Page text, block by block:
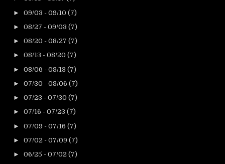
► 09/03 - 09/10 (7)
► 08/27 - 09/03 (7)
► 08/20 - 08/27 (7)
► 08/13 - 08/20 (7)
► 08/06 - 08/13 (7)
► 07/30 - 08/06 (7)
► 07/23 - 07/30 (7)
► 07/16 - 07/23 (7)
► 07/09 - 07/16 (7)
► 07/02 - 07/09 (7)
► 06/25 - 07/02 (7)